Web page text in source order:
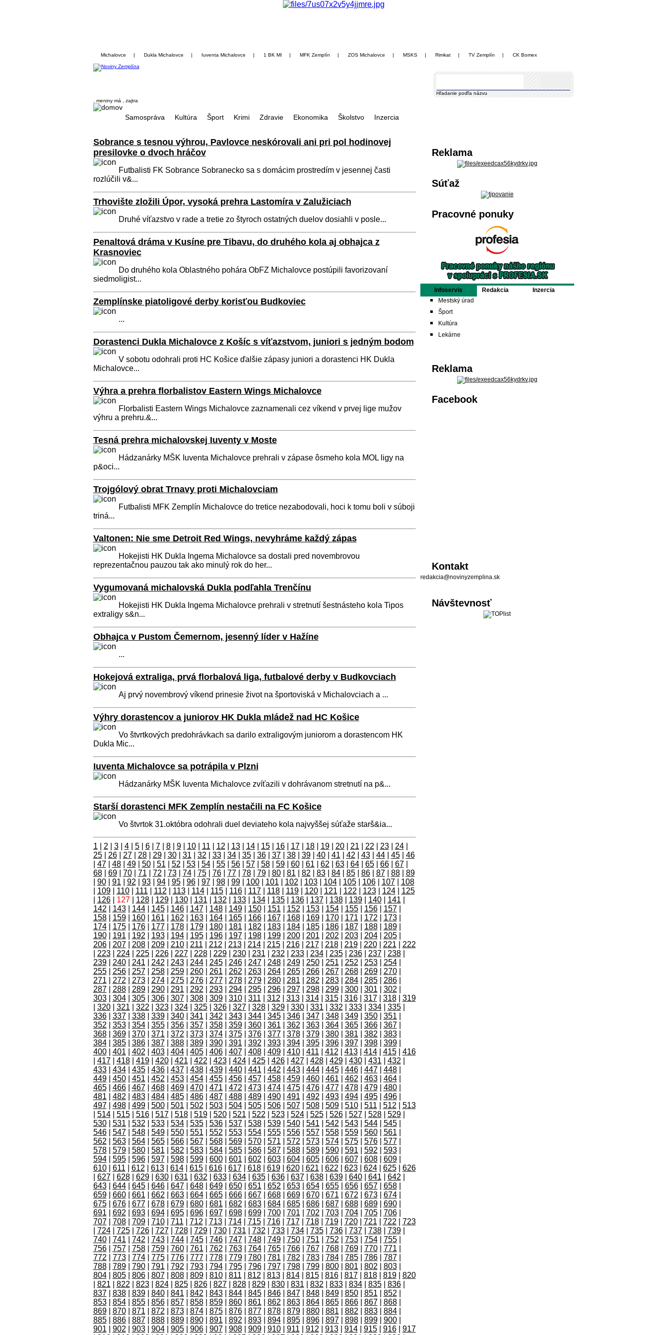
Michalovce | Dukla Michalovce | Iuventa Michalovce | 1 BK MI | MFK Zemplín | ZOS Michalovce | MSKS | Rimkat | TV Zemplín | CK Bomex
Hľadanie poďľa názvu
, meniny má
, zajtra
Samospráva Kultúra Šport Krimi Zdravie Ekonomika Školstvo Inzercia
Sobrance s tesnou výhrou, Pavlovce neskórovali ani pri pol hodinovej
presilovke o dvoch hráčov
Futbalisti FK Sobrance Sobranecko sa s domácim prostredím v jesennej časti
rozlúčili v&...
Trhovište zložili Úpor, vysoká prehra Lastomíra v Zalužiciach
Druhé víťazstvo v rade a tretie zo štyroch ostatných duelov dosiahli v posle...
Penaltová dráma v Kusíne pre Tibavu, do druhého kola aj obhajca z
Krasnoviec
Do druhého kola Oblastného pohára ObFZ Michalovce postúpili favorizovaní
siedmoligist...
Zemplínske piatoligové derby korisťou Budkoviec
...
Dorastenci Dukla Michalovce z Košíc s víťazstvom, juniori s jedným bodom
V sobotu odohrali proti HC Košice ďalšie zápasy juniori a dorastenci HK Dukla
Michalovce...
Výhra a prehra florbalistov Eastern Wings Michalovce
Florbalisti Eastern Wings Michalovce zaznamenali cez víkend v prvej lige mužov
výhru a prehru.&...
Tesná prehra michalovskej Iuventy v Moste
Hádzanárky MŠK Iuventa Michalovce prehrali v zápase ôsmeho kola MOL ligy na
p&oci...
Trojgólový obrat Trnavy proti Michalovciam
Futbalisti MFK Zemplín Michalovce do tretice nezabodovali, hoci k tomu boli v súboji
triná...
Valtonen: Nie sme Detroit Red Wings, nevyhráme každý zápas
Hokejisti HK Dukla Ingema Michalovce sa dostali pred novembrovou
reprezentačnou pauzou tak ako minulý rok do her...
Vygumovaná michalovská Dukla podľahla Trenčínu
Hokejisti HK Dukla Ingema Michalovce prehrali v stretnutí šestnásteho kola Tipos
extraligy s&n...
Obhajca v Pustom Čemernom, jesenný líder v Hažíne
...
Hokejová extraliga, prvá florbalová liga, futbalové derby v Budkovciach
Aj prvý novembrový víkend prinesie život na športoviská v Michalovciach a ...
Výhry dorastencov a juniorov HK Dukla mládež nad HC Košice
Vo štvrtkových predohrávkach sa darilo extraligovým juniorom a dorastencom HK
Dukla Mic...
Iuventa Michalovce sa potrápila v Plzni
Hádzanárky MŠK Iuventa Michalovce zvíťazili v dohrávanom stretnutí na p&...
Starší dorastenci MFK Zemplín nestačili na FC Košice
Vo štvrtok 31.októbra odohrali duel deviateho kola najvyššej súťaže starš&ia...
1 2 3| 4| 5| 6| 7| 8| 9| 10| 11 12 13| 14| 15| 16| 17| 18| 19| 20| 21 22 23| 24|
25| 26| 27| 28| 29| 30| 31 32 33| 34| 35| 36| 37| 38| 39| 40| 41 42 43| 44| 45| 46
47| 48| 49| 50| 51 52 53| 54| 55| 56| 57| 58| 59| 60| 61 62 63| 64| 65| 66| 67|
68| 69| 70| 71 72 73| 74| 75| 76| 77| 78| 79| 80| 81 82 83| 84| 85| 86| 87| 88| 89
90| 91 92 93| 94| 95| 96| 97| 98| 99| 100| 101 102 103| 104| 105| 106| 107| 108
109| 110| 111 112 113| 114| 115| 116| 117| 118| 119| 120| 121 122 123| 124| 125
126| 127| 128| 129| 130| 131 132 133| 134| 135| 136| 137| 138| 139| 140| 141
142
143| 144| 145| 146| 147| 148| 149| 150| 151 152 153| 154| 155| 156| 157|
158| 159| 160| 161 162 163| 164| 165| 166| 167| 168| 169| 170| 171 172 173|
174| 175| 176| 177| 178| 179| 180| 181 182 183| 184| 185| 186| 187| 188| 189|
190| 191 192 193| 194| 195| 196| 197| 198| 199| 200| 201 202 203| 204| 205|
206| 207| 208| 209| 210| 211 212 213| 214| 215| 216| 217| 218| 219| 220| 221
222
223| 224| 225| 226| 227| 228| 229| 230| 231 232 233| 234| 235| 236| 237| 238|
239| 240| 241 242 243| 244| 245| 246| 247| 248| 249| 250| 251 252 253| 254|
255| 256| 257| 258| 259| 260| 261 262 263| 264| 265| 266| 267| 268| 269| 270|
271
272 273| 274| 275| 276| 277| 278| 279| 280| 281 282 283| 284| 285| 286|
287| 288| 289| 290| 291 292 293| 294| 295| 296| 297| 298| 299| 300| 301 302
303| 304| 305| 306| 307| 308| 309| 310| 311 312 313| 314| 315| 316| 317| 318| 319
320| 321 322 323| 324| 325| 326| 327| 328| 329| 330| 331 332 333| 334| 335|
336| 337| 338| 339| 340| 341 342 343| 344| 345| 346| 347| 348| 349| 350| 351
352
353| 354| 355| 356| 357| 358| 359| 360| 361 362 363| 364| 365| 366| 367|
368| 369| 370| 371 372 373| 374| 375| 376| 377| 378| 379| 380| 381 382 383|
384| 385| 386| 387| 388| 389| 390| 391 392 393| 394| 395| 396| 397| 398| 399|
400| 401 402 403| 404| 405| 406| 407| 408| 409| 410| 411 412 413| 414| 415| 416
417| 418| 419| 420| 421 422 423| 424| 425| 426| 427| 428| 429| 430| 431 432
433| 434| 435| 436| 437| 438| 439| 440| 441 442 443| 444| 445| 446| 447| 448|
449| 450| 451 452 453| 454| 455| 456| 457| 458| 459| 460| 461 462 463| 464|
465| 466| 467| 468| 469| 470| 471 472 473| 474| 475| 476| 477| 478| 479| 480|
481
482 483| 484| 485| 486| 487| 488| 489| 490| 491 492 493| 494| 495| 496|
497| 498| 499| 500| 501 502 503| 504| 505| 506| 507| 508| 509| 510| 511 512
513
514| 515| 516| 517| 518| 519| 520| 521 522 523| 524| 525| 526| 527| 528| 529|
530| 531 532 533| 534| 535| 536| 537| 538| 539| 540| 541 542 543| 544| 545|
546| 547| 548| 549| 550| 551 552 553| 554| 555| 556| 557| 558| 559| 560| 561
562
563| 564| 565| 566| 567| 568| 569| 570| 571 572 573| 574| 575| 576| 577|
578| 579| 580| 581 582 583| 584| 585| 586| 587| 588| 589| 590| 591 592 593|
594| 595| 596| 597| 598| 599| 600| 601 602 603| 604| 605| 606| 607| 608| 609|
610| 611 612 613| 614| 615| 616| 617| 618| 619| 620| 621 622 623| 624| 625| 626
627| 628| 629| 630| 631 632 633| 634| 635| 636| 637| 638| 639| 640| 641 642
643| 644| 645| 646| 647| 648| 649| 650| 651 652 653| 654| 655| 656| 657| 658|
659| 660| 661 662 663| 664| 665| 666| 667| 668| 669| 670| 671 672 673| 674|
675| 676| 677| 678| 679| 680| 681 682 683| 684| 685| 686| 687| 688| 689| 690|
691
692 693| 694| 695| 696| 697| 698| 699| 700| 701 702 703| 704| 705| 706|
707| 708| 709| 710| 711 712 713| 714| 715| 716| 717| 718| 719| 720| 721 722
723
724| 725| 726| 727| 728| 729| 730| 731 732 733| 734| 735| 736| 737| 738| 739|
740| 741 742 743| 744| 745| 746| 747| 748| 749| 750| 751 752 753| 754| 755|
756| 757| 758| 759| 760| 761 762 763| 764| 765| 766| 767| 768| 769| 770| 771
772
773| 774| 775| 776| 777| 778| 779| 780| 781 782 783| 784| 785| 786| 787|
788| 789| 790| 791 792 793| 794| 795| 796| 797| 798| 799| 800| 801 802 803|
804| 805| 806| 807| 808| 809| 810| 811 812 813| 814| 815| 816| 817| 818| 819| 820
821 822 823| 824| 825| 826| 827| 828| 829| 830| 831 832 833| 834| 835| 836|
837| 838| 839| 840| 841 842 843| 844| 845| 846| 847| 848| 849| 850| 851 852
853| 854| 855| 856| 857| 858| 859| 860| 861 862 863| 864| 865| 866| 867| 868|
869| 870| 871 872 873| 874| 875| 876| 877| 878| 879| 880| 881 882 883| 884|
885| 886| 887| 888| 889| 890| 891 892 893| 894| 895| 896| 897| 898| 899| 900|
901
902 903| 904| 905| 906| 907| 908| 909| 910| 911 912 913| 914| 915| 916| 917
Reklama
Súťaž
Pracovné ponuky
Infoservis Redakcia
Inzercia
Mestský úrad
Šport
Kultúra
Lekárne
Reklama
Facebook
Kontakt
redakcia@novinyzemplina.sk
Návštevnosť